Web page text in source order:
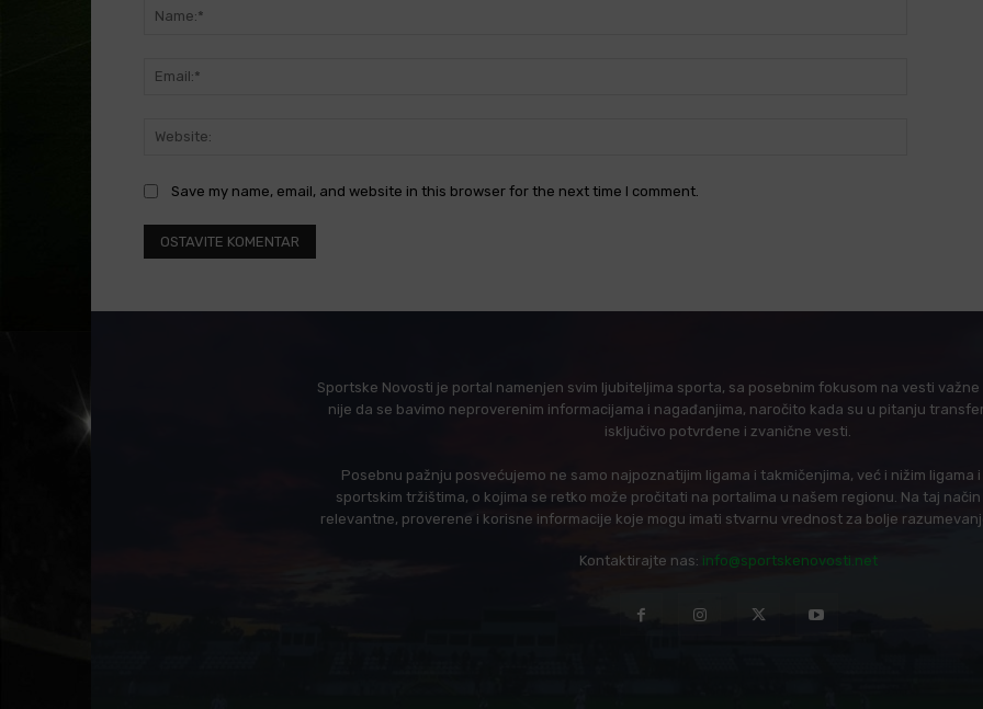
Save my name, email, and website in this browser for the next time I comment.
Sportske Novosti je portal namenjen svim ljubiteljima sporta, sa posebnim fokusom na vesti
nije da se bavimo neproverenim informacijama i nagađanjima, naročito kada su u pitanju
isključivo potvrđene i zvanične vesti.
Posebnu pažnju posvećujemo ne samo najpoznatijim ligama i takmičenjima, već i nižim ligama
sportskim tržištima, o kojima se retko može pročitati na portalima u našem regionu. Na taj
relevantne, proverene i korisne informacije koje mogu imati stvarnu vrednost za bolje
Kontaktirajte nas: info@sportskenovosti.net